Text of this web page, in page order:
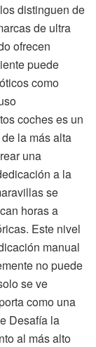
distinguen de
de ultra
ofrecen
puede
como
coches es un
la más alta
una
a la
se
horas a
Este nivel
manual
no puede
se ve
como una
Desafía la
al más alto